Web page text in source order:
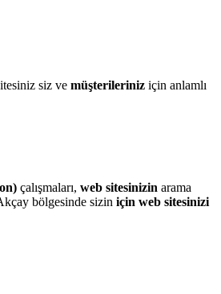
siz ve müşterileriniz için anlamlı
çalışmaları, web sitesinizin arama
bölgesinde sizin için web sitesinizi